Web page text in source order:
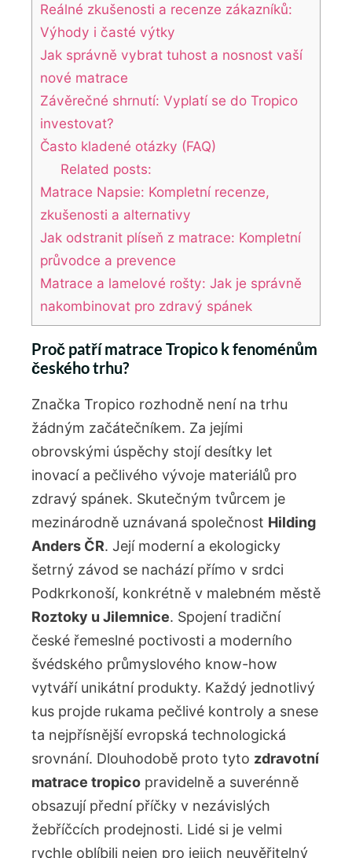
Reálné zkušenosti a recenze zákazníků:
Výhody i časté výtky
Jak správně vybrat tuhost a nosnost vaší
nové matrace
Závěrečné shrnutí: Vyplatí se do Tropico
investovat?
Často kladené otázky (FAQ)
Related posts:
Matrace Napsie: Kompletní recenze,
zkušenosti a alternativy
Jak odstranit plíseň z matrace: Kompletní
průvodce a prevence
Matrace a lamelové rošty: Jak je správně
nakombinovat pro zdravý spánek
Proč patří matrace Tropico k fenoménům
českého trhu?
Značka Tropico rozhodně není na trhu
žádným začátečníkem. Za jejími
obrovskými úspěchy stojí desítky let
inovací a pečlivého vývoje materiálů pro
zdravý spánek. Skutečným tvůrcem je
mezinárodně uznávaná společnost Hilding
Anders ČR. Její moderní a ekologicky
šetrný závod se nachází přímo v srdci
Podkrkonoší, konkrétně v malebném městě
Roztoky u Jilemnice. Spojení tradiční
české řemeslné poctivosti a moderního
švédského průmyslového know-how
vytváří unikátní produkty. Každý jednotlivý
kus projde rukama pečlivé kontroly a snese
ta nejpřísnější evropská technologická
srovnání. Dlouhodobě proto tyto zdravotní
matrace tropico pravidelně a suverénně
obsazují přední příčky v nezávislých
žebříčcích prodejnosti. Lidé si je velmi
rychle oblíbili nejen pro jejich neuvěřitelný